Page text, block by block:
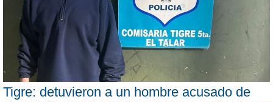
Tigre: detuvieron a un hombre acusado de